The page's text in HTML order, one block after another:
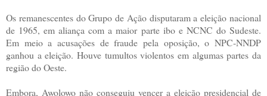
Os remanescentes do Grupo de Ação disputaram a eleição nacional
de 1965, em aliança com a maior parte ibo e NCNC do Sudeste.
Em meio a acusações de fraude pela oposição, o NPC-NNDP
ganhou a eleição. Houve tumultos violentos em algumas partes da
região do Oeste.
Embora, Awolowo não conseguiu vencer a eleição presidencial de